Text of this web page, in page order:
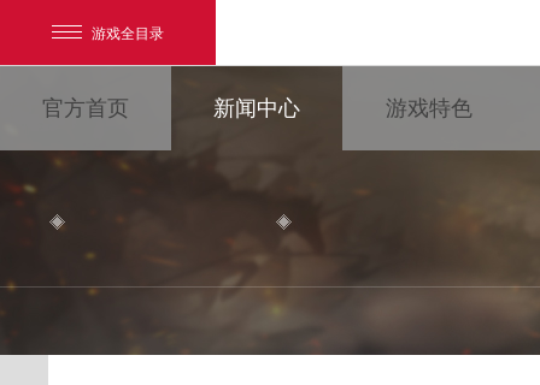
游戏全目录
官方首页 新闻中心 游戏特色